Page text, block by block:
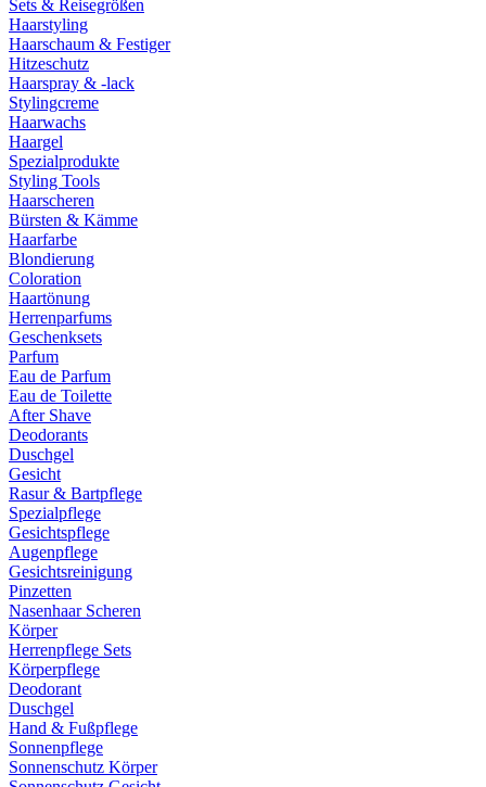
Sets & Reisegrößen
Haarstyling
Haarschaum & Festiger
Hitzeschutz
Haarspray & -lack
Stylingcreme
Haarwachs
Haargel
Spezialprodukte
Styling Tools
Haarscheren
Bürsten & Kämme
Haarfarbe
Blondierung
Coloration
Haartönung
Herrenparfums
Geschenksets
Parfum
Eau de Parfum
Eau de Toilette
After Shave
Deodorants
Duschgel
Gesicht
Rasur & Bartpflege
Spezialpflege
Gesichtspflege
Augenpflege
Gesichtsreinigung
Pinzetten
Nasenhaar Scheren
Körper
Herrenpflege Sets
Körperpflege
Deodorant
Duschgel
Hand & Fußpflege
Sonnenpflege
Sonnenschutz Körper